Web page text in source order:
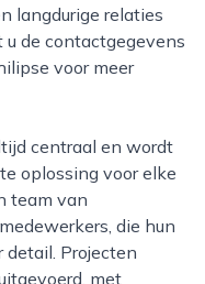
langdurige relaties
de contactgegevens
voor meer
oplossing voor elke
team van
die hun
Projecten
met